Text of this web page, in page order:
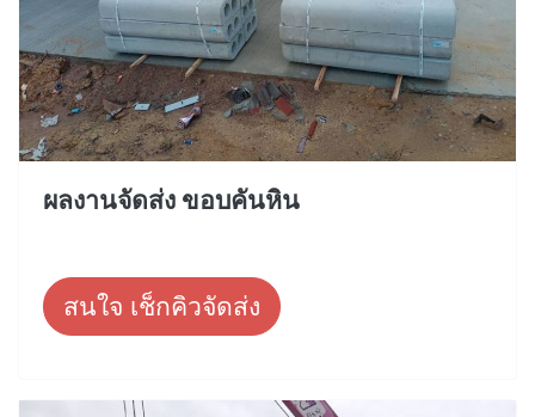
ผลงานจัดส่ง ขอบคันหิน
สนใจ เช็กคิวจัดส่ง